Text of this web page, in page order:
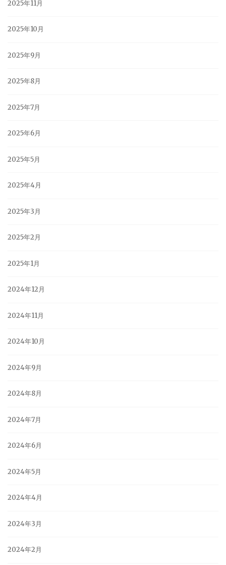
2025年11月
2025年10月
2025年9月
2025年8月
2025年7月
2025年6月
2025年5月
2025年4月
2025年3月
2025年2月
2025年1月
2024年12月
2024年11月
2024年10月
2024年9月
2024年8月
2024年7月
2024年6月
2024年5月
2024年4月
2024年3月
2024年2月